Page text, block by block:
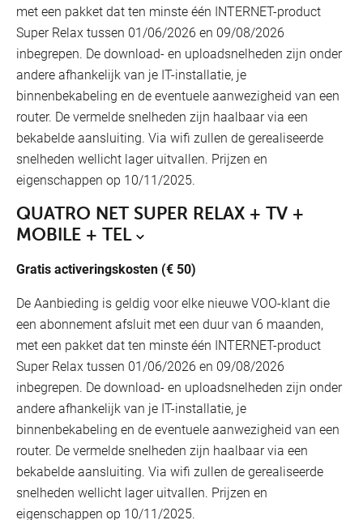
met een pakket dat ten minste één INTERNET-product
Super Relax tussen 01/06/2026 en 09/08/2026
inbegrepen. De download- en uploadsnelheden zijn onder
andere afhankelijk van je IT-installatie, je
binnenbekabeling en de eventuele aanwezigheid van een
router. De vermelde snelheden zijn haalbaar via een
bekabelde aansluiting. Via wifi zullen de gerealiseerde
snelheden wellicht lager uitvallen. Prijzen en
eigenschappen op 10/11/2025.
QUATRO NET SUPER RELAX + TV +
MOBILE + TEL
Gratis activeringskosten (€ 50)
De Aanbieding is geldig voor elke nieuwe VOO-klant die
een abonnement afsluit met een duur van 6 maanden,
met een pakket dat ten minste één INTERNET-product
Super Relax tussen 01/06/2026 en 09/08/2026
inbegrepen. De download- en uploadsnelheden zijn onder
andere afhankelijk van je IT-installatie, je
binnenbekabeling en de eventuele aanwezigheid van een
router. De vermelde snelheden zijn haalbaar via een
bekabelde aansluiting. Via wifi zullen de gerealiseerde
snelheden wellicht lager uitvallen. Prijzen en
eigenschappen op 10/11/2025.